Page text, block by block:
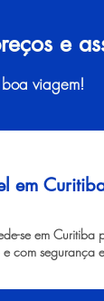
e
viagem!
em
se em Curitiba
com segurança